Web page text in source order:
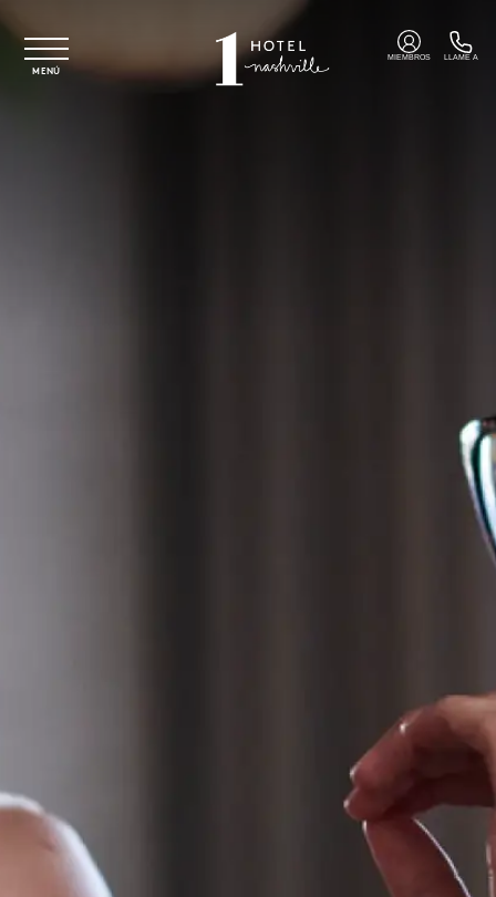
MENÚ
MIEMBROS LLAME A